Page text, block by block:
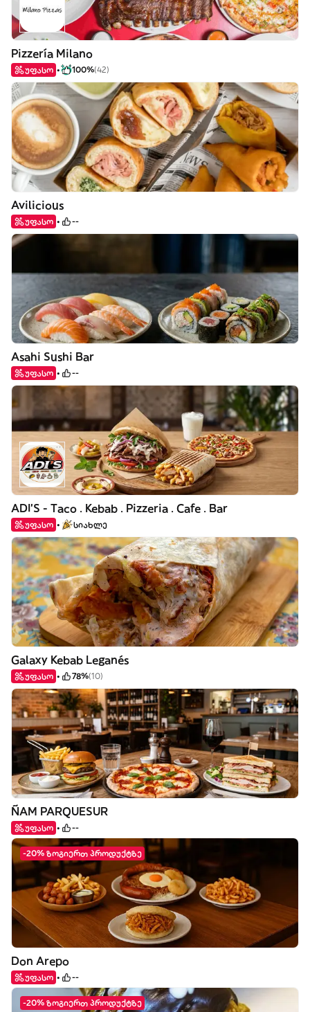
Pizzería Milano
უფასო 100%(42)
Avilicious
უფასო --
Asahi Sushi Bar
უფასო --
ADI'S - Taco . Kebab . Pizzeria . Cafe . Bar
უფასო სიახლე
Galaxy Kebab Leganés
უფასო 78%(10)
ÑAM PARQUESUR
უფასო --
-20% ზოგიერთ პროდუქტზე
Don Arepo
უფასო --
-20% ზოგიერთ პროდუქტზე